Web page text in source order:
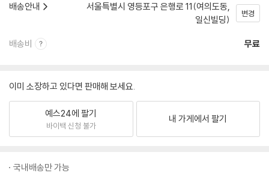
배송안내
서울특별시 영등포구 은행로 11(여의도동,
일신빌딩)
변경
배송비 무료
이미 소장하고 있다면 판매해 보세요.
예스24에 팔기
바이백 신청 불가
내 가게에서 팔기
국내배송만 가능